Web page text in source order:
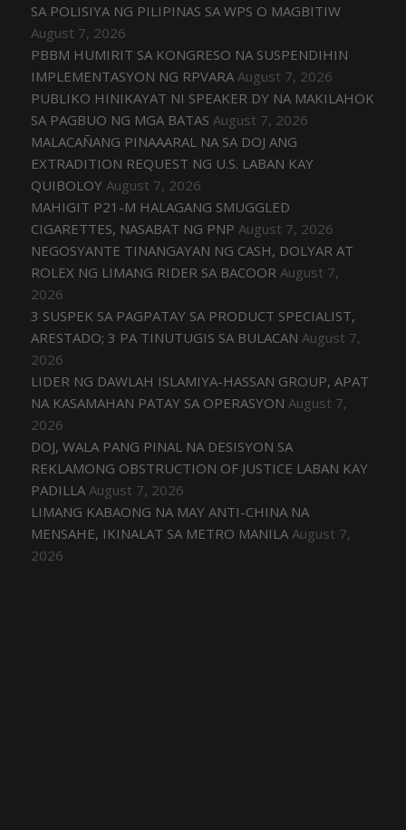
SA POLISIYA NG PILIPINAS SA WPS O MAGBITIW
August 7, 2026
PBBM HUMIRIT SA KONGRESO NA SUSPENDIHIN
IMPLEMENTASYON NG RPVARA August 7, 2026
PUBLIKO HINIKAYAT NI SPEAKER DY NA MAKILAHOK
SA PAGBUO NG MGA BATAS August 7, 2026
MALACAÑANG PINAAARAL NA SA DOJ ANG
EXTRADITION REQUEST NG U.S. LABAN KAY
QUIBOLOY August 7, 2026
MAHIGIT P21-M HALAGANG SMUGGLED
CIGARETTES, NASABAT NG PNP August 7, 2026
NEGOSYANTE TINANGAYAN NG CASH, DOLYAR AT
ROLEX NG LIMANG RIDER SA BACOOR August 7,
2026
3 SUSPEK SA PAGPATAY SA PRODUCT SPECIALIST,
ARESTADO; 3 PA TINUTUGIS SA BULACAN August 7,
2026
LIDER NG DAWLAH ISLAMIYA-HASSAN GROUP, APAT
NA KASAMAHAN PATAY SA OPERASYON August 7,
2026
DOJ, WALA PANG PINAL NA DESISYON SA
REKLAMONG OBSTRUCTION OF JUSTICE LABAN KAY
PADILLA August 7, 2026
LIMANG KABAONG NA MAY ANTI-CHINA NA
MENSAHE, IKINALAT SA METRO MANILA August 7,
2026